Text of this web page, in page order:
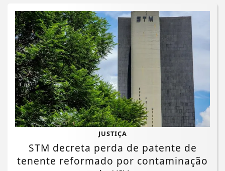
JUSTIÇA
STM decreta perda de patente de
tenente reformado por contaminação